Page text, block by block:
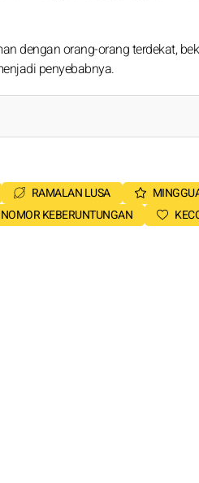
dengan orang-orang terdekat,
penyebabnya.
RAMALAN LUSA
NOMOR KEBERUNTUNGAN